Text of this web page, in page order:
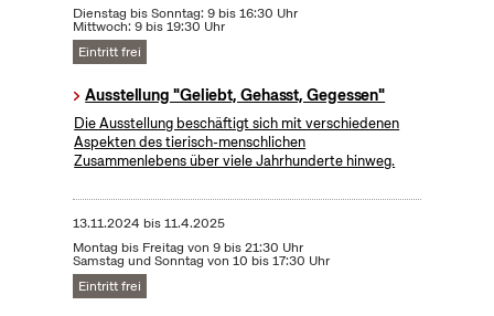
Dienstag bis Sonntag: 9 bis 16:30 Uhr
Mittwoch: 9 bis 19:30 Uhr
Eintritt frei
Ausstellung "Geliebt, Gehasst, Gegessen"
Die Ausstellung beschäftigt sich mit verschiedenen
Aspekten des tierisch-menschlichen
Zusammenlebens über viele Jahrhunderte hinweg.
13.11.2024 bis11.4.2025
Montag bis Freitag von 9 bis 21:30 Uhr
Samstag und Sonntag von 10 bis 17:30 Uhr
Eintritt frei